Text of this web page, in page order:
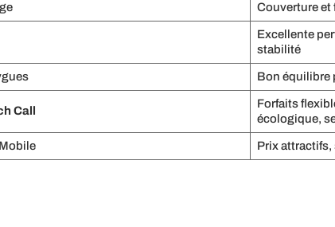
Couverture et
Excellente
stabilité
Bon équilibre
Call
Forfaits
écologique,
Prix